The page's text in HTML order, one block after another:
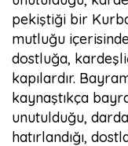
pekiştiği bir
mutluğu
dostluğa,
kapılardır.
kaynaştıkça
unutulduğu,
hatırlandığı,